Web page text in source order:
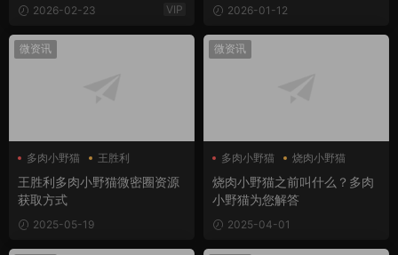
2026-02-23 VIP 2026-01-12
微资讯
多肉小野猫 王胜利
王胜利多肉小野猫微密圈资源
获取方式
2025-05-19
微资讯
多肉小野猫 烧肉小野猫
烧肉小野猫之前叫什么？多肉
小野猫为您解答
2025-04-01